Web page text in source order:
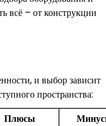
всё – от конструкции
и выбор зависит
пространства:
Плюсы